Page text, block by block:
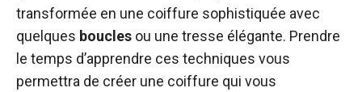
transformée en une coiffure sophistiquée avec
quelques boucles ou une tresse élégante. Prendre
le temps d’apprendre ces techniques vous
permettra de créer une coiffure qui vous